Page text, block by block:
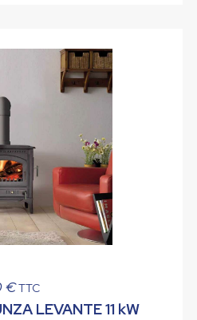
€Le
prix
TTC
LEVANTE 11 kW